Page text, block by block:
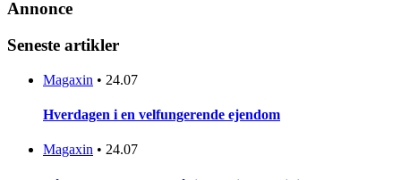
Annonce
Seneste artikler
Magaxin • 24.07
Hverdagen i en velfungerende ejendom
Magaxin • 24.07